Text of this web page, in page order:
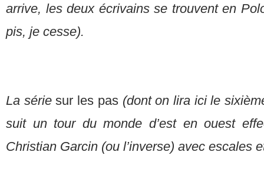
arrive, les deux écrivains se trouvent en
pis, je cesse).
La sériesur les pas(dont on lira ici le
suit un tour du monde d’est en ouest
Christian Garcin (ou l’inverse) avec escales